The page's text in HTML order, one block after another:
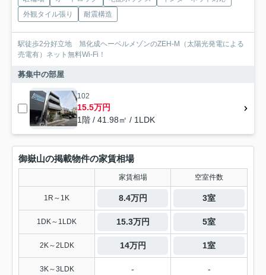
外観タイル張り
耐震構造
駅徒歩2分好立地 旭化成ヘーベルメゾンのZEH-M（太陽光発電による
売電有）ネット無料Wi-Fi！
募集中の部屋
102
15.5万円
1階 / 41.98㎡ / 1LDK
御嶽山の掲載物件の家賃相場
家賃相場 空室件数
1R～1K 8.4万円 3室
1DK～1LDK 15.3万円 5室
2K～2LDK 14万円 1室
3K～3LDK - -